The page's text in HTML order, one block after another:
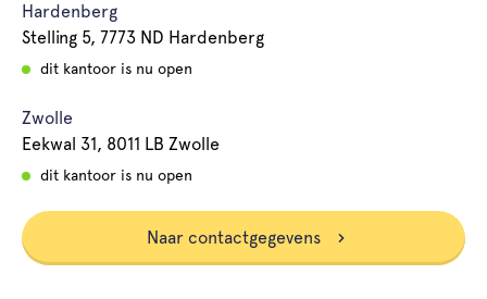
Hardenberg
Stelling 5, 7773 ND Hardenberg
dit kantoor is nu open
Zwolle
Eekwal 31, 8011 LB Zwolle
dit kantoor is nu open
Naar contactgegevens